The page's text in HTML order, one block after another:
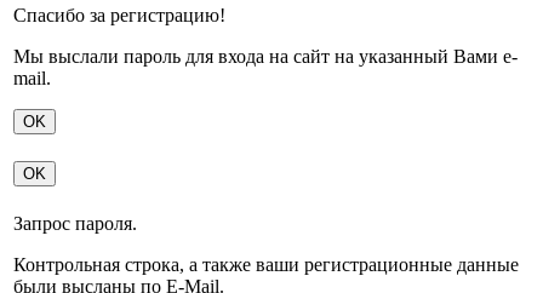
Спасибо за регистрацию!
Мы выслали пароль для входа на сайт на указанный Вами e-
mail.
OK
OK
Запрос пароля.
Контрольная строка, а также ваши регистрационные данные
были высланы по E-Mail.